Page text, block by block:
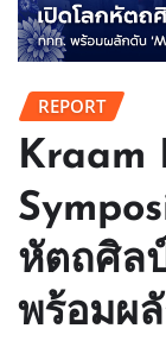
REPORT
Kraam
หัตถศิล
พร้อมผ